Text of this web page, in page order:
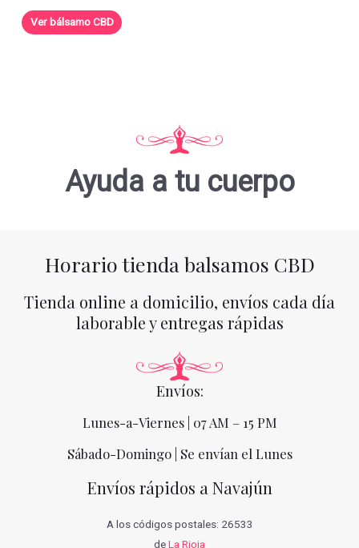
de 5
Ver bálsamo CBD
Ayuda a tu cuerpo
Horario tienda balsamos CBD
Tienda online a domicilio, envíos cada día
laborable y entregas rápidas
Envíos:
Lunes-a-Viernes | 07 AM – 15 PM
Sábado-Domingo | Se envían el Lunes
Envíos rápidos a Navajún
A los códigos postales: 26533
deLa Rioja